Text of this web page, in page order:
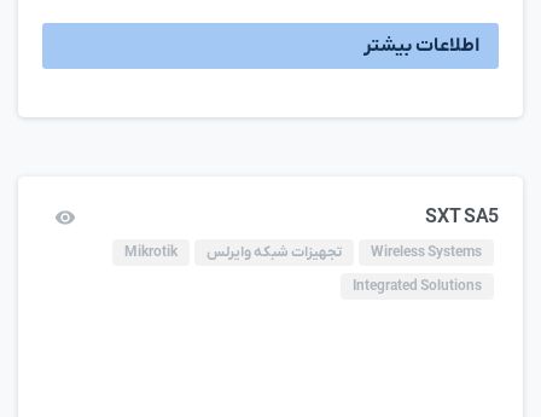
اطلاعات بیشتر
SXT SA5
Wireless Systems تجهیزات شبکه وایرلس
Mikrotik
Integrated Solutions